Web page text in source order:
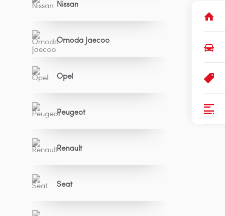
Nissan
Omoda Jaecoo
Opel
Peugeot
Renault
Seat